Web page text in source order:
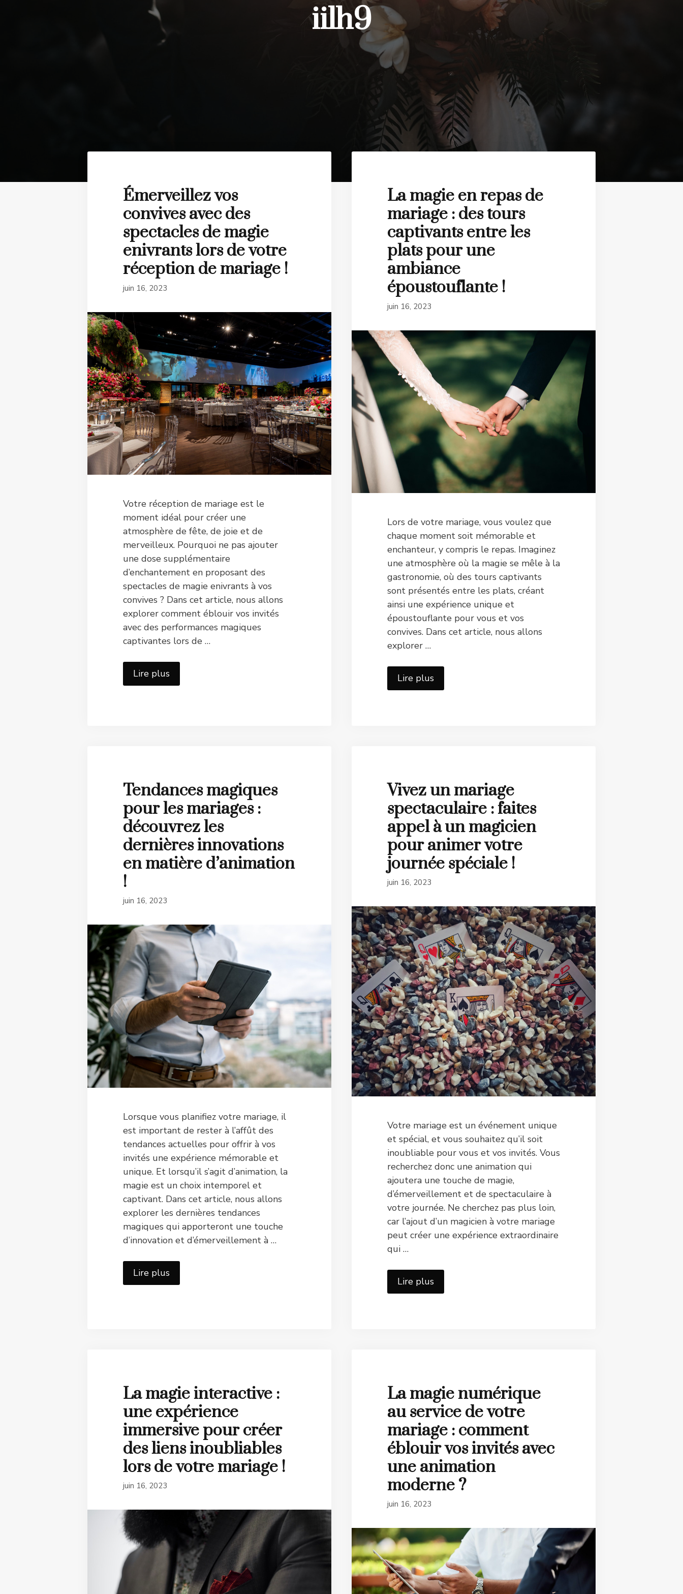
iilh9
Émerveillez vos
convives avec des
spectacles de magie
enivrants lors de votre
réception de mariage !
juin 16, 2023
Votre réception de mariage est le
moment idéal pour créer une
atmosphère de fête, de joie et de
merveilleux. Pourquoi ne pas ajouter
une dose supplémentaire
d’enchantement en proposant des
spectacles de magie enivrants à vos
convives ? Dans cet article, nous allons
explorer comment éblouir vos invités
avec des performances magiques
captivantes lors de …
Lire plus
La magie en repas de
mariage : des tours
captivants entre les
plats pour une
ambiance
époustouflante !
juin 16, 2023
Lors de votre mariage, vous voulez que
chaque moment soit mémorable et
enchanteur, y compris le repas. Imaginez
une atmosphère où la magie se mêle à la
gastronomie, où des tours captivants
sont présentés entre les plats, créant
ainsi une expérience unique et
époustouflante pour vous et vos
convives. Dans cet article, nous allons
explorer …
Lire plus
Tendances magiques
pour les mariages :
découvrez les
dernières innovations
en matière d’animation
!
juin 16, 2023
Lorsque vous planifiez votre mariage, il
est important de rester à l’affût des
tendances actuelles pour offrir à vos
invités une expérience mémorable et
unique. Et lorsqu’il s’agit d’animation, la
magie est un choix intemporel et
captivant. Dans cet article, nous allons
explorer les dernières tendances
magiques qui apporteront une touche
d’innovation et d’émerveillement à …
Lire plus
Vivez un mariage
spectaculaire : faites
appel à un magicien
pour animer votre
journée spéciale !
juin 16, 2023
Votre mariage est un événement unique
et spécial, et vous souhaitez qu’il soit
inoubliable pour vous et vos invités. Vous
recherchez donc une animation qui
ajoutera une touche de magie,
d’émerveillement et de spectaculaire à
votre journée. Ne cherchez pas plus loin,
car l’ajout d’un magicien à votre mariage
peut créer une expérience extraordinaire
qui …
Lire plus
La magie interactive :
une expérience
immersive pour créer
des liens inoubliables
lors de votre mariage !
juin 16, 2023
La magie numérique
au service de votre
mariage : comment
éblouir vos invités avec
une animation
moderne ?
juin 16, 2023